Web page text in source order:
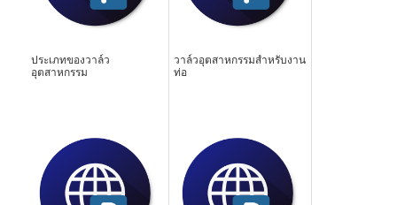
ประเภทของวาล์ว
อุตสาหกรรม
วาล์วอุตสาหกรรมสำหรับงาน
ท่อ